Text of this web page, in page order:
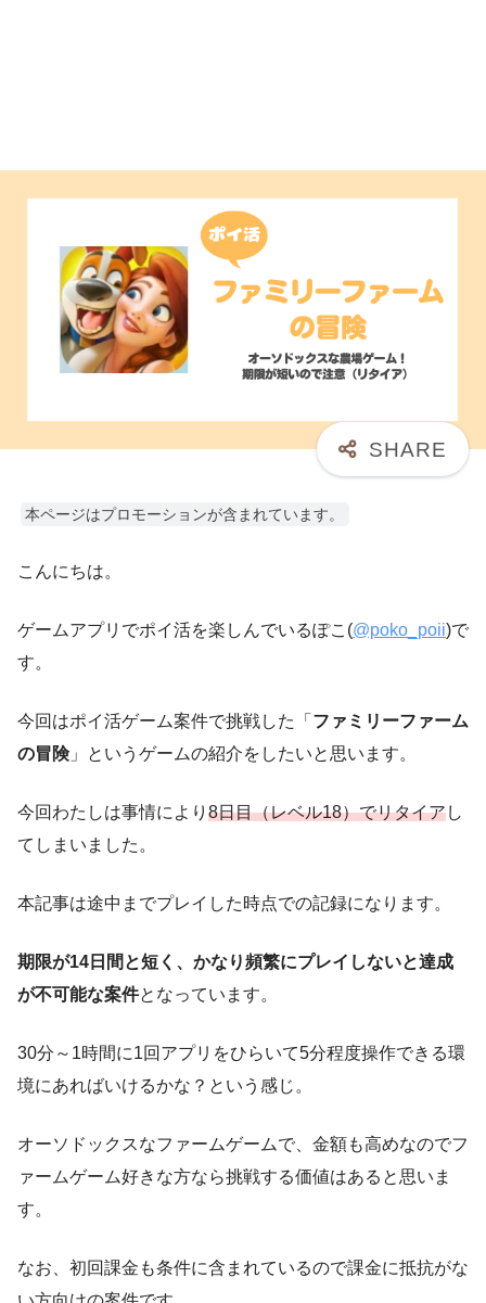
本ページはプロモーションが含まれています。
こんにちは。
ゲームアプリでポイ活を楽しんでいるぽこ(@poko_poii)で
す。
今回はポイ活ゲーム案件で挑戦した「 ファミリーファーム
の冒険」というゲームの紹介をしたいと思います。
今回わたしは事情により 8日目（レベル18）でリタイアし
てしまいました。
本記事は途中までプレイした時点での記録になります。
期限が14日間と短く、かなり頻繁にプレイしないと達成
が不可能な案件となっています。
30分～1時間に1回アプリをひらいて5分程度操作できる環
境にあればいけるかな？という感じ。
オーソドックスなファームゲームで、金額も高めなのでフ
ァームゲーム好きな方なら挑戦する価値はあると思いま
す。
なお、初回課金も条件に含まれているので課金に抵抗がな